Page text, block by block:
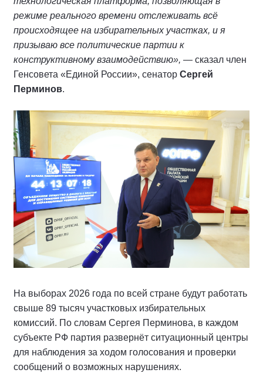
режиме реального времени отслеживать всё
происходящее на избирательных участках, и я
призываю все политические партии к
конструктивному взаимодействию», — сказал член
Генсовета «Единой России», сенатор Сергей
Перминов.
На выборах 2026 года по всей стране будут работать
свыше 89 тысяч участковых избирательных
комиссий. По словам Сергея Перминова, в каждом
субъекте РФ партия развернёт ситуационный центры
для наблюдения за ходом голосования и проверки
сообщений о возможных нарушениях.